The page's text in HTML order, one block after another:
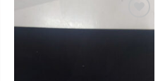
Add to